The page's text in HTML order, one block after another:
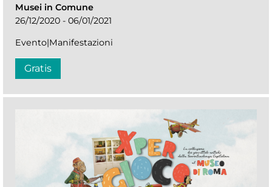
Musei in Comune
26/12/2020 - 06/01/2021
Evento|Manifestazioni
Gratis